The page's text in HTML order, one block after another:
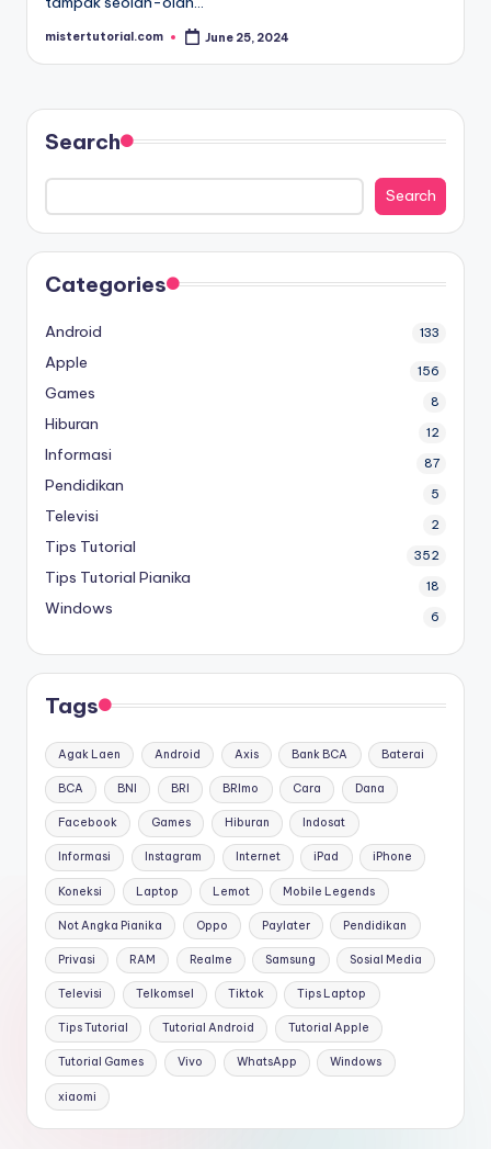
Posted
mistertutorial.com June 25, 2024
Search
Search
Categories
Android 133
Apple 156
Games 8
Hiburan 12
Informasi 87
Pendidikan 5
Televisi 2
Tips Tutorial 352
Tips Tutorial Pianika 18
Windows 6
Tags
Agak Laen Android Axis Bank BCA Baterai
BCA BNI BRI BRImo Cara Dana
Facebook Games Hiburan Indosat
Informasi Instagram Internet iPad iPhone
Koneksi Laptop Lemot Mobile Legends
Not Angka Pianika Oppo Paylater Pendidikan
Privasi RAM Realme Samsung Sosial Media
Televisi Telkomsel Tiktok Tips Laptop
Tips Tutorial Tutorial Android Tutorial Apple
Tutorial Games Vivo WhatsApp Windows
xiaomi